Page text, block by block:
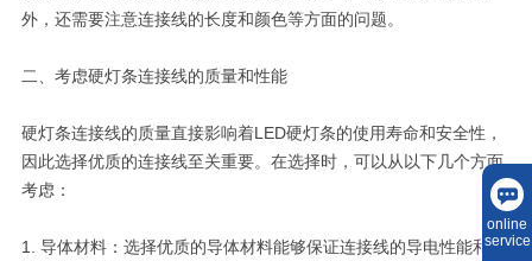
外，还需要注意连接线的长度和颜色等方面的问题。
二、考虑硬灯条连接线的质量和性能
硬灯条连接线的质量直接影响着LED硬灯条的使用寿命和安全性，
因此选择优质的连接线至关重要。在选择时，可以从以下几个方面
考虑：
1. 导体材料：选择优质的导体材料能够保证连接线的导电性能和机
online
service